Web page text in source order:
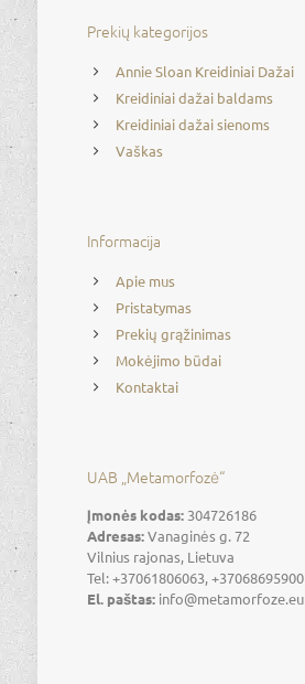
Prekių kategorijos
Annie Sloan Kreidiniai Dažai
Kreidiniai dažai baldams
Kreidiniai dažai sienoms
Vaškas
Informacija
Apie mus
Pristatymas
Prekių grąžinimas
Mokėjimo būdai
Kontaktai
UAB „Metamorfozė“
Įmonės kodas:304726186
Adresas:Vanaginės g. 72
Vilnius rajonas, Lietuva
Tel: +37061806063, +37068695900
El. paštas:info@metamorfoze.eu